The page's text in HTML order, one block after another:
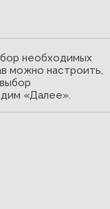
необходимых
можно настроить,
«Далее».